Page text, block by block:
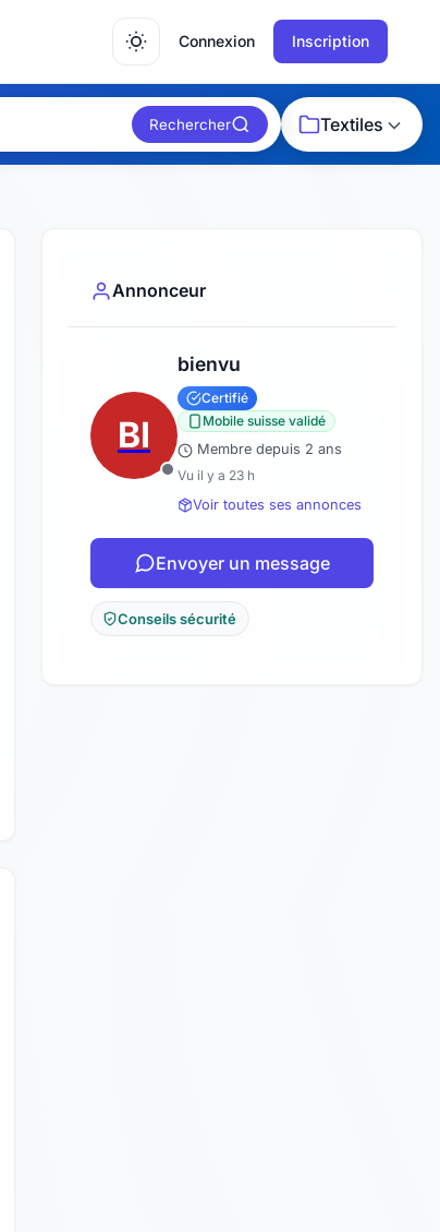
Connexion Inscription
Rechercher Textiles
Annonceur
BI
bienvu
Certifié
Mobile suisse validé
Membre depuis 2 ans
Vu il y a 23 h
Voir toutes ses annonces
Envoyer un message
Conseils sécurité